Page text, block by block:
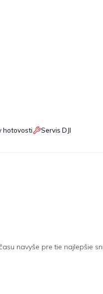
hotovosti Servis DJI
navyše pre tie najlepšie